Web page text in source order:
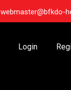
webmaster@bfkdo-
Login